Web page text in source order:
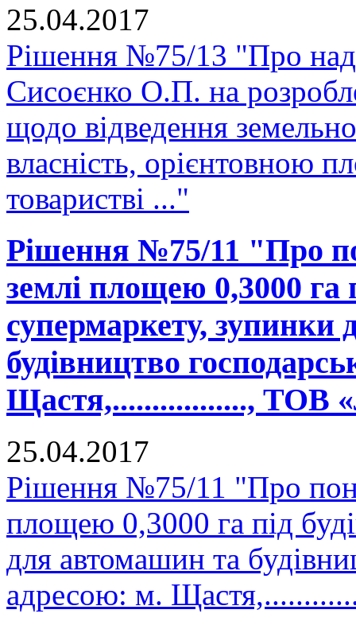
25.04.2017
Рішення №75/13 "Про
Сисоєнко О.П. на
щодо відведення
власність, орієнтовною
товаристві ..."
Рішення №75/11 "Про
землі площею 0,3000 га
супермаркету,
будівництво
Щастя,................., ТОВ
25.04.2017
Рішення №75/11 "Про
площею 0,3000 га під
для автомашин та
адресою: м.